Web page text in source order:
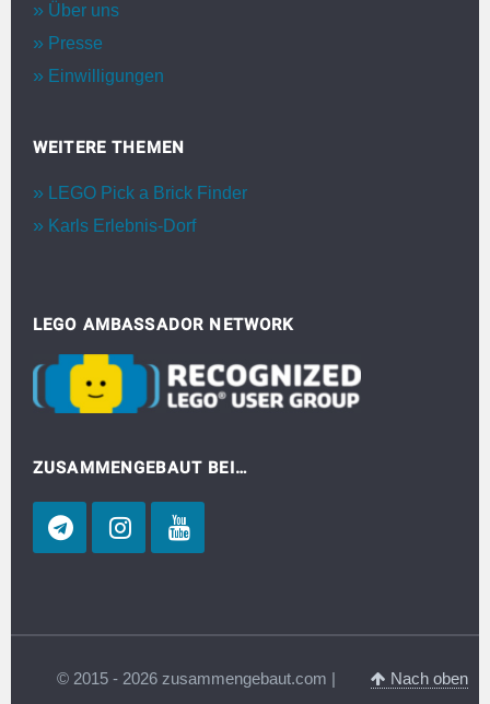
Über uns
Presse
Einwilligungen
WEITERE THEMEN
LEGO Pick a Brick Finder
Karls Erlebnis-Dorf
LEGO AMBASSADOR NETWORK
ZUSAMMENGEBAUT BEI…
© 2015 - 2026 zusammengebaut.com | Nach oben